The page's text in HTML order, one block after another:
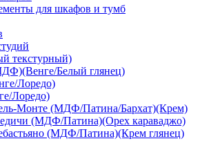
для шкафов и тумб
текстурный)
Белый глянец)
Лоредо)
Лоредо)
Монте (МДФ/Патина/Бархат)(Крем)
(МДФ/Патина)(Орех караваджо)
(МДФ/Патина)(Крем глянец)